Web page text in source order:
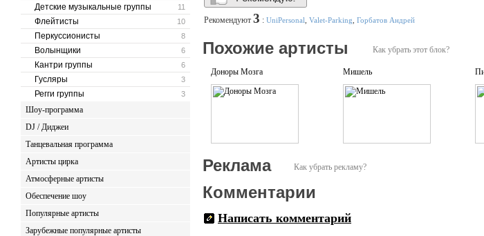
11
Детские музыкальные группы
10
Флейтисты
8
Перкуссионисты
6
Волынщики
6
Кантри группы
3
Гусляры
3
Регги группы
Шоу-программа
DJ / Диджеи
Танцевальная программа
Артисты цирка
Атмосферные артисты
Обеспечение шоу
Популярные артисты
Зарубежные популярные артисты
Рекомендуют 3 : UniPersonal Valet-Parking Горбатов Андрей
Как убрать этот блок?
Похожие артисты
Доноры Мозга Мишель
Как убрать рекламу?
Реклама
Комментарии
Написать комментарий